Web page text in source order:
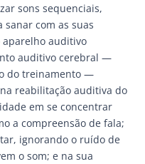
sons sequenciais,
com as suas
auditivo
auditivo cerebral —
do treinamento —
reabilitação auditiva do
em se concentrar
a compreensão de fala;
ignorando o ruído de
o som; e na sua